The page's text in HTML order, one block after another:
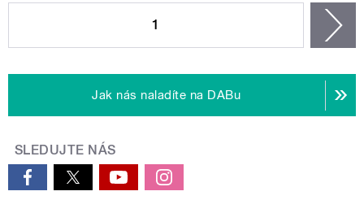
1
Jak nás naladíte na DABu
SLEDUJTE NÁS